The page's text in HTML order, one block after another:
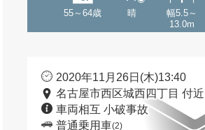
55～64歳 晴
幅5.5～
13.0m
2020年11月26日(木)13:40
名古屋市西区城西四丁目 付近
車両相互 小破事故
普通乗用車(2)